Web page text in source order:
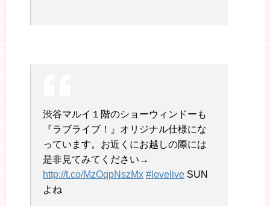
渋谷マルイ１階のショーウィンドーも
『ラブライブ！』オリジナル仕様にな
っています。お近くにお越しの際には
是非見てみてください→
http://t.co/MzOqpNszMx #lovelive SUN
よね